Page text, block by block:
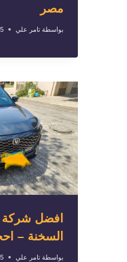
مصر
بواسطة تامر علي
افضل شركة
السخنة –
بواسطة تامر علي